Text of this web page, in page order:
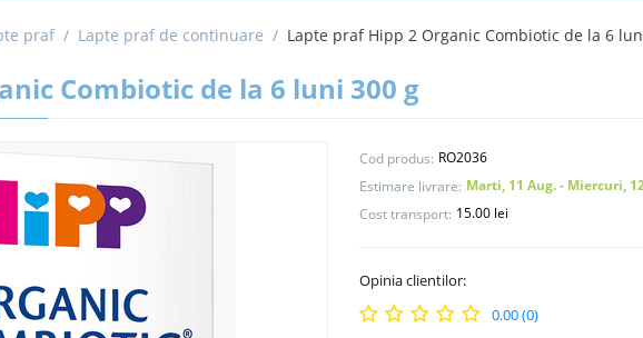
praf / Lapte praf de continuare / Lapte praf Hipp 2 Organic Combiotic de la 6
Combiotic de la 6 luni 300 g
Cod produs: RO2036
Estimare livrare: Marti, 11 Aug. - Miercuri,
Cost transport: 15.00 lei
Opinia clientilor:
0.00 (0)